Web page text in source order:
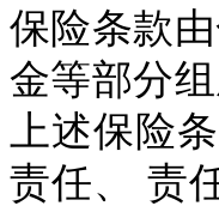
保险条款
金等部分
上述保险
责任、 责